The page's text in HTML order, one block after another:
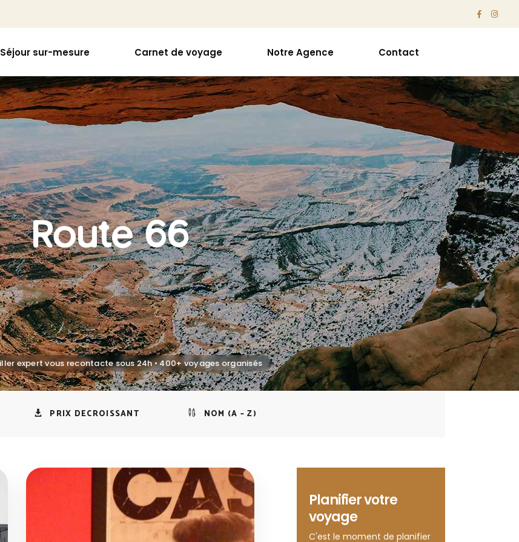
Séjour sur-mesure Carnet de voyage Notre Agence Contact
Route 66
PRIX DECROISSANT NOM (A – Z)
Planifier votre
voyage
C'est le moment de planifier